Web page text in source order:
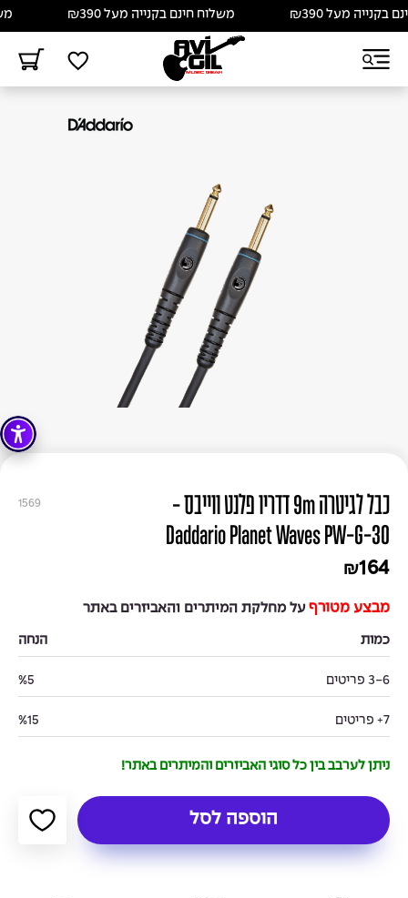
מעל ₪390 משלוח חינם בקנייה מעל ₪390
1569
כבל לגיטרה 9m דדריו פלנט ווייבס -
Daddario Planet Waves PW-G-30
₪164
מבצע מטורף על מחלקת המיתרים והאביזרים באתר
כמות הנחה
3-6 פריטים %5
7+ פריטים %15
ניתן לערבב בין כל סוגי האביזרים והמיתרים באתר!
הוספה לסל